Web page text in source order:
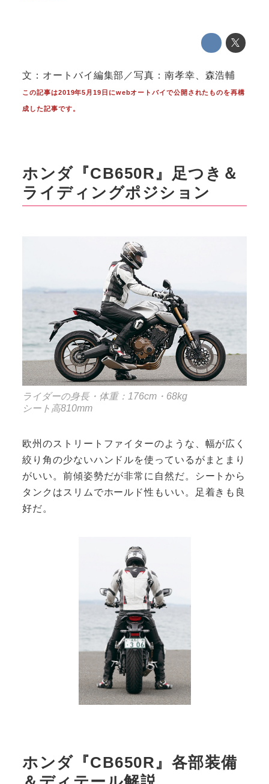
文：オートバイ編集部／写真：南孝幸、森浩輔
この記事は2019年5月19日にwebオートバイで公開されたものを再構
成した記事です。
ホンダ『CB650R』足つき＆
ライディングポジション
ライダーの身長・体重：176cm・68kg
シート高810mm
欧州のストリートファイターのような、幅が広く
絞り角の少ないハンドルを使っているがまとまり
がいい。前傾姿勢だが非常に自然だ。シートから
タンクはスリムでホールド性もいい。足着きも良
好だ。
ホンダ『CB650R』各部装備